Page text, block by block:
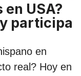
USA?
participa
en
real? Hoy en